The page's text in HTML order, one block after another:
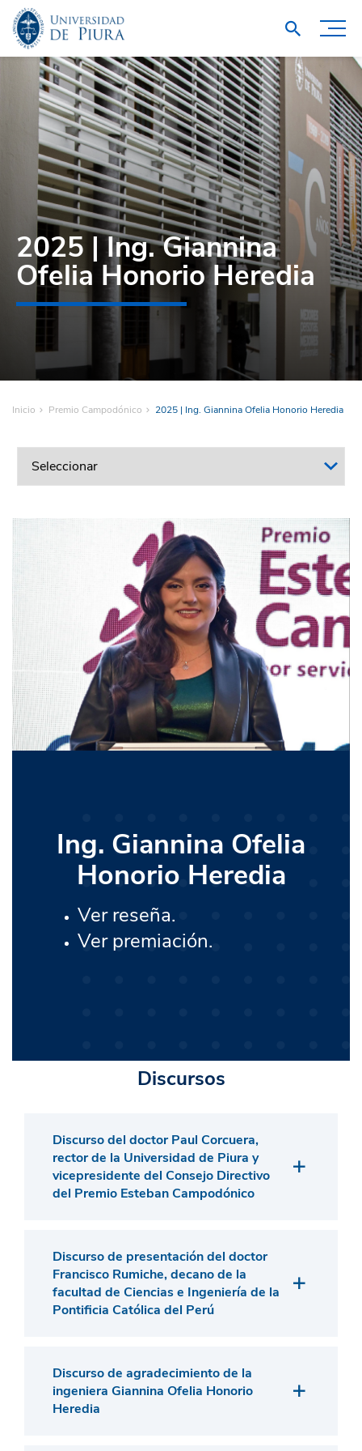
2025 | Ing. Giannina
Ofelia Honorio Heredia
Inicio Premio Campodónico 2025 | Ing. Giannina Ofelia Honorio Heredia
Ing. Giannina Ofelia
Honorio Heredia
Ver reseña.
Ver premiación.
Discursos
Discurso del doctor Paul Corcuera,
rector de la Universidad de Piura y
vicepresidente del Consejo Directivo
del Premio Esteban Campodónico
Discurso de presentación del doctor
Francisco Rumiche, decano de la
facultad de Ciencias e Ingeniería de la
Pontificia Católica del Perú
Discurso de agradecimiento de la
ingeniera Giannina Ofelia Honorio
Heredia